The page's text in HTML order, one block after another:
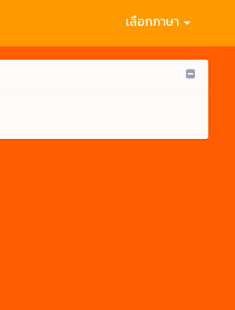
เลือกภาษา